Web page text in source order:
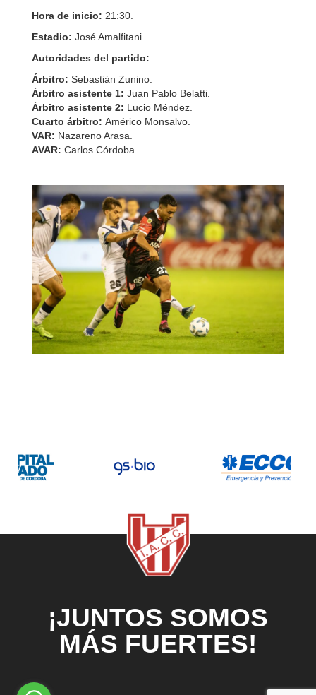
Hora de inicio: 21:30.
Estadio: José Amalfitani.
Autoridades del partido:
Árbitro: Sebastián Zunino.
Árbitro asistente 1: Juan Pablo Belatti.
Árbitro asistente 2: Lucio Méndez.
Cuarto árbitro: Américo Monsalvo.
VAR: Nazareno Arasa.
AVAR: Carlos Córdoba.
¡JUNTOS SOMOS
MÁS FUERTES!